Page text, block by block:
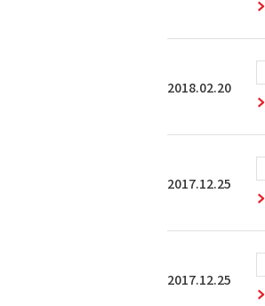
2018.02.20
2017.12.25
2017.12.25